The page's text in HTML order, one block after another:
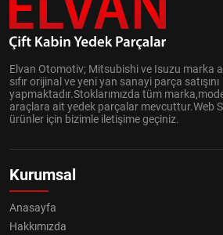
Elvan Otomotiv; Mitsubishi ve Isuzu marka
sıfır orijinal ve yeni yan sanayi parça satışını
yapmaktadır.Stoklarımızda tüm
araçlara ait yedek parçalar mevcuttur.Web
ürünler için bizimle iletişime geçiniz.
Kurumsal
Anasayfa
Hakkımızda